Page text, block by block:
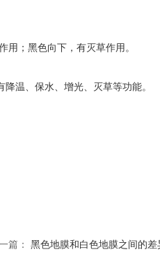
；黑色向下，有灭草作用。
温、保水、增光、灭草等功能。
篇： 黑色地膜和白色地膜之间的